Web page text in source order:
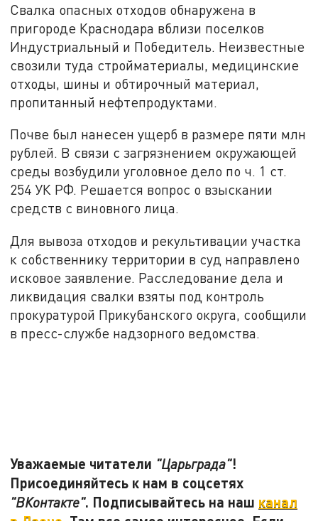
Свалка опасных отходов обнаружена в
пригороде Краснодара вблизи поселков
Индустриальный и Победитель. Неизвестные
свозили туда стройматериалы, медицинские
отходы, шины и обтирочный материал,
пропитанный нефтепродуктами.
Почве был нанесен ущерб в размере пяти млн
рублей. В связи с загрязнением окружающей
среды возбудили уголовное дело по ч. 1 ст.
254 УК РФ. Решается вопрос о взыскании
средств с виновного лица.
Для вывоза отходов и рекультивации участка
к собственнику территории в суд направлено
исковое заявление. Расследование дела и
ликвидация свалки взяты под контроль
прокуратурой Прикубанского округа, сообщили
в пресс-службе надзорного ведомства.
Уважаемые читатели "Царьграда"!
Присоединяйтесь к нам в соцсетях
"ВКонтакте". Подписывайтесь на наш канал